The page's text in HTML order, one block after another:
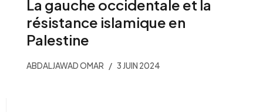
La gauche occidentale et la
résistance islamique en
Palestine
ABDALJAWAD OMAR 3 JUIN 2024